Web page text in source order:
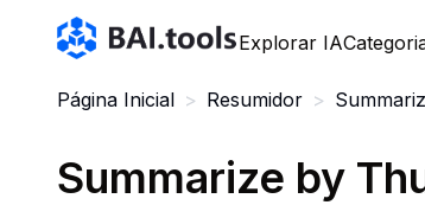
Bai.tools
Explorar IA
Página Inicial > Resumidor >
Summarize by